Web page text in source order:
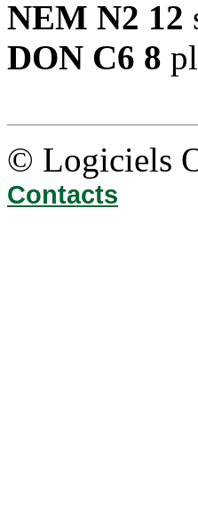
NEM N2 12
DON C6 8
© Logiciels
Contacts